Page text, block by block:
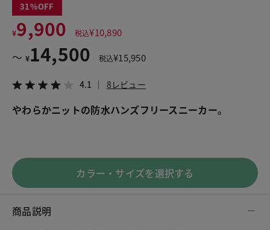
31
¥9,900 税込¥10,890
〜 ¥14,500 税込¥15,950
4.1 8レビュー
やわらかニットの防水ハンズフリースニーカー。
カラー・サイズを選択する
商品説明
¥14,500
税込¥15,950
LINE X メール